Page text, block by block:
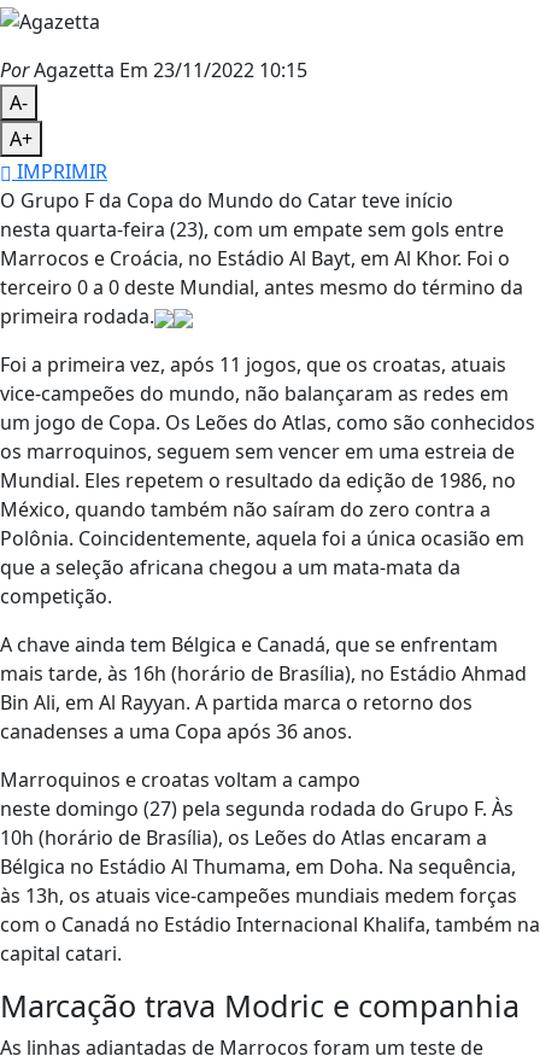
PorAgazetta Em 23/11/2022 10:15
A-
A+
IMPRIMIR
O Grupo F da Copa do Mundo do Catar teve início
nesta quarta-feira (23), com um empate sem gols entre
Marrocos e Croácia, no Estádio Al Bayt, em Al Khor. Foi o
terceiro 0 a 0 deste Mundial, antes mesmo do término da
primeira rodada.
Foi a primeira vez, após 11 jogos, que os croatas, atuais
vice-campeões do mundo, não balançaram as redes em
um jogo de Copa. Os Leões do Atlas, como são conhecidos
os marroquinos, seguem sem vencer em uma estreia de
Mundial. Eles repetem o resultado da edição de 1986, no
México, quando também não saíram do zero contra a
Polônia. Coincidentemente, aquela foi a única ocasião em
que a seleção africana chegou a um mata-mata da
competição.
A chave ainda tem Bélgica e Canadá, que se enfrentam
mais tarde, às 16h (horário de Brasília), no Estádio Ahmad
Bin Ali, em Al Rayyan. A partida marca o retorno dos
canadenses a uma Copa após 36 anos.
Marroquinos e croatas voltam a campo
neste domingo (27) pela segunda rodada do Grupo F. Às
10h (horário de Brasília), os Leões do Atlas encaram a
Bélgica no Estádio Al Thumama, em Doha. Na sequência,
às 13h, os atuais vice-campeões mundiais medem forças
com o Canadá no Estádio Internacional Khalifa, também na
capital catari.
Marcação trava Modric e companhia
As linhas adiantadas de Marrocos foram um teste de